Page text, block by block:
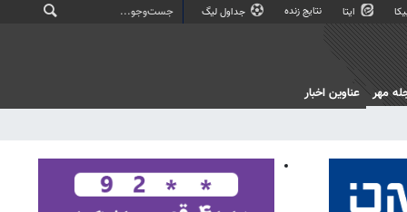
ایتا نتایج زنده جداول لیگ
مهر
عناوین اخبار